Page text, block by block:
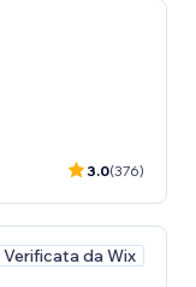
3.0(376)
Verificata da Wix